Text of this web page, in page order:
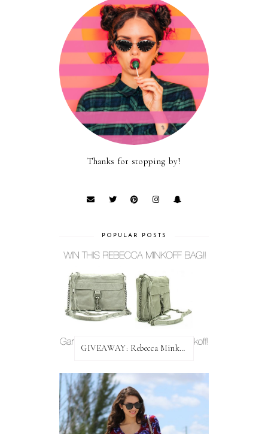
Thanks for stopping by!
POPULAR POSTS
GIVEAWAY: Rebecca Minkoff Bag!